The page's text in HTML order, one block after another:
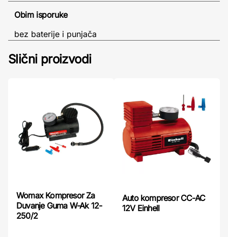
Obim isporuke
bez baterije i punjača
Slični proizvodi
Womax Kompresor Za
Duvanje Guma W-Ak 12-
250/2
Auto kompresor CC-AC
12V Einhell